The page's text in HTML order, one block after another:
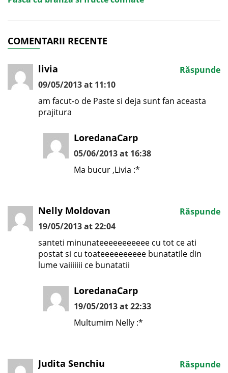
COMENTARII RECENTE
livia
09/05/2013 at 11:10
am facut-o de Paste si deja sunt fan aceasta
prajitura
Răspunde
LoredanaCarp
05/06/2013 at 16:38
Ma bucur ,Livia :*
Nelly Moldovan
19/05/2013 at 22:04
santeti minunateeeeeeeeeee cu tot ce ati
postat si cu toateeeeeeeeee bunatatile din
lume vaiiiiiii ce bunatatii
Răspunde
LoredanaCarp
19/05/2013 at 22:33
Multumim Nelly :*
Judita Senchiu Răspunde